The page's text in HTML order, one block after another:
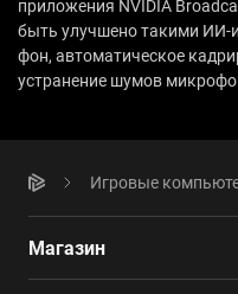
приложения NVIDIA
быть улучшено такими ИИ-
фон, автоматическое
устранение шумов
Игровые
Магазин